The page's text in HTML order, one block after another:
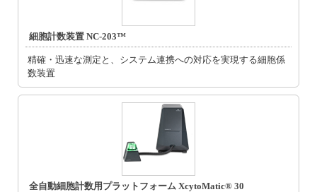
細胞計数装置 NC-203™
精確・迅速な測定と、システム連携への対応を実現する細胞係
数装置
全自動細胞計数用プラットフォーム XcytoMatic® 30